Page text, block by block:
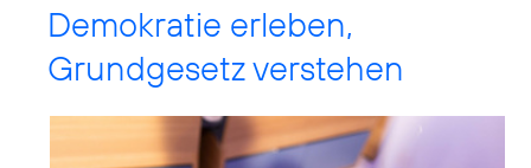
Demokratie erleben,
Grundgesetz verstehen